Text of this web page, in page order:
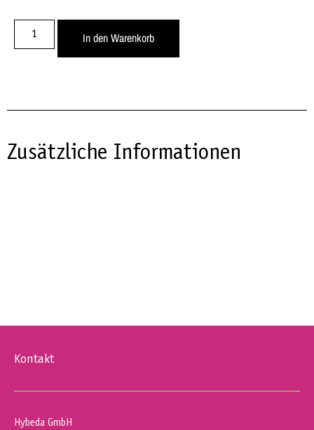
In den Warenkorb
Zusätzliche Informationen
Kontakt
Hybeda GmbH